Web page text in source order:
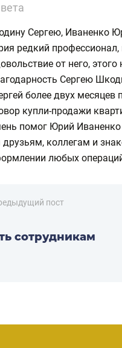
Сергею, Иваненко
редкий профессионал,
от него,
Сергею
более двух
купли-продажи
помог Юрий
друзьям, коллегам и
любых
пост
сотрудникам